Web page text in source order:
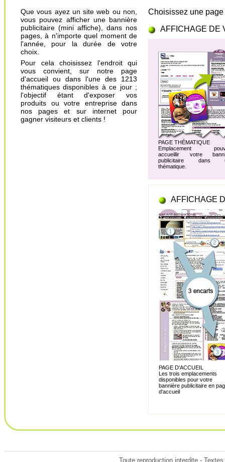
Que vous ayez un site web ou non,
vous pouvez afficher une bannière
publicitaire (mini affiche), dans nos
pages, à n'importe quel moment de
l'année, pour la durée de votre
choix.
Pour cela choisissez l'endroit qui
vous convient, sur notre page
d'accueil ou dans l'une des 1213
thématiques disponibles à ce jour ;
l'objectif étant d'exposer vos
produits ou votre entreprise dans
nos pages et sur internet pour
gagner visiteurs et clients !
Choisissez une
AFFICHAGE DE
PAGE THÉMATIQUE
Emplacement
accueillir votre
publicitaire dans
thématique.
AFFICHAGE
PAGE D'ACCUEIL
Les trois emplacements
disponibles pour votre
bannière publicitaire en
d'accueil
Toute reproduction interdite -